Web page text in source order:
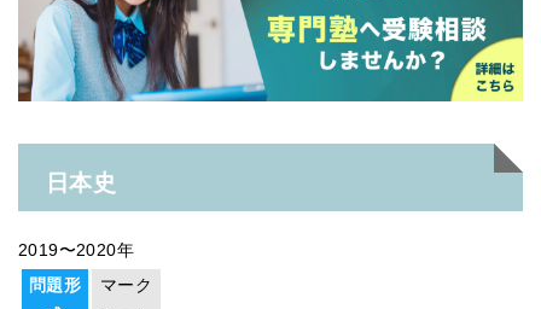
日本史
2019〜2020年
問題形
マーク